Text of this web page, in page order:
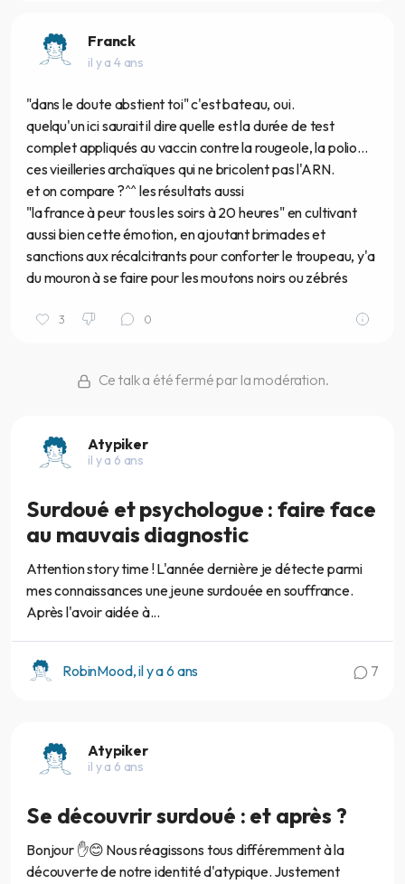
Franck
il y a 4 ans
"dans le doute abstient toi" c'est bateau, oui.
quelqu'un ici saurait il dire quelle est la durée de test
complet appliqués au vaccin contre la rougeole, la polio...
ces vieilleries archaïques qui ne bricolent pas l'ARN.
et on compare ?^^ les résultats aussi
"la france à peur tous les soirs à 20 heures" en cultivant
aussi bien cette émotion, en ajoutant brimades et
sanctions aux récalcitrants pour conforter le troupeau, y'a
du mouron à se faire pour les moutons noirs ou zébrés
3 0
Ce talk a été fermé par la modération.
Atypiker
il y a 6 ans
Surdoué et psychologue : faire face
au mauvais diagnostic
Attention story time ! L'année dernière je détecte parmi
mes connaissances une jeune surdouée en souffrance.
Après l'avoir aidée à...
RobinMood, il y a 6 ans 7
Atypiker
il y a 6 ans
Se découvrir surdoué : et après ?
Bonjour ✋😊 Nous réagissons tous différemment à la
découverte de notre identité d'atypique. Justement